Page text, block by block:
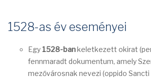
1528-as év eseményei
Egy 1528-bankeletkezett okirat
fennmaradt dokumentum, amely
mezővárosnak nevezi (oppido Sancti